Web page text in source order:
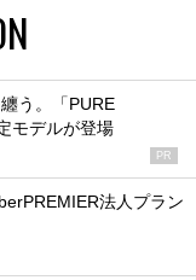
う。「PURE
モデルが登場
PR
法人プラン